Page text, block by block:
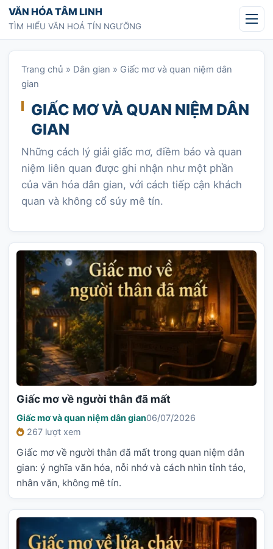
Chuyển tới nội dung
VĂN HÓA TÂM LINH
TÌM HIỂU VĂN HOÁ TÍN NGƯỠNG
Trang chủ » Dân gian » Giấc mơ và quan niệm dân
gian
GIẤC MƠ VÀ QUAN NIỆM DÂN
GIAN
Những cách lý giải giấc mơ, điềm báo và quan
niệm liên quan được ghi nhận như một phần
của văn hóa dân gian, với cách tiếp cận khách
quan và không cổ súy mê tín.
Giấc mơ về người thân đã mất
Giấc mơ và quan niệm dân gian06/07/2026
267 lượt xem
Giấc mơ về người thân đã mất trong quan niệm dân
gian: ý nghĩa văn hóa, nỗi nhớ và cách nhìn tỉnh táo,
nhân văn, không mê tín.